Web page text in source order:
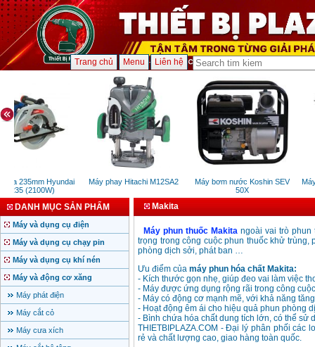
Trang chủ Menu Liên hệ
đĩa 235mm Hyundai
(2100W)
Máy phay Hitachi M12SA2
Máy bơm nước Koshin SEV
50X
DANH MỤC SẢN PHẨM
Máy và dụng cụ điện
Máy và dụng cụ chạy pin
Máy và dụng cụ khí nén
Máy và động cơ xăng
Máy phát điện
Máy cắt cỏ
Máy cưa xích
Makita
Máy phun thuốc Makitangoài vai trò phun
trọng trong công cuộc phun thuốc khử
phòng dịch sởi, phát ban …
Ưu điểm của máy phun hóa chất Makita:
- Kích thước gọn nhẹ, giúp đeo vai làm việc
- Máy được ứng dụng rộng rãi trong công
- Máy có động cơ mạnh mẽ, với khả năng
- Hoạt động êm ái cho hiệu quả phun phòng
- Bình chứa hóa chất dung tích lớn, có thể sử
THIETBIPLAZA.COM - Đại lý phân phối các
rẻ và chất lượng cao, giao hàng toàn quốc.